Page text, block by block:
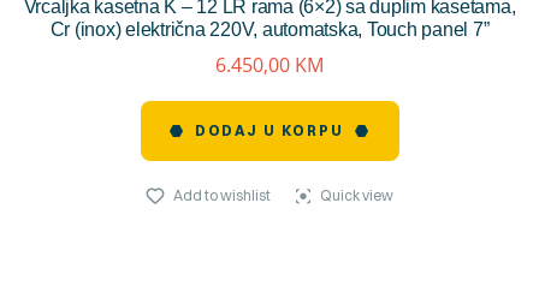
Vrcaljka kasetna K – 12 LR rama (6×2) sa duplim kasetama,
Cr (inox) električna 220V, automatska, Touch panel 7”
reviews)
6.450,00 KM
DODAJ U KORPU
Add to wishlist Quick view